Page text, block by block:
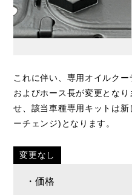
これに伴い、専用オイルク
およびホース長が変更とな
せ、該当車種専用キットは
ーチェンジ)となります。
変更なし
・価格